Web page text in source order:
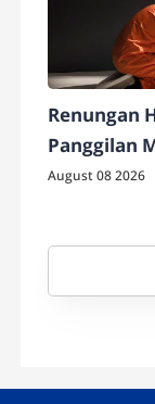
Renungan
Panggilan
August 08 2026